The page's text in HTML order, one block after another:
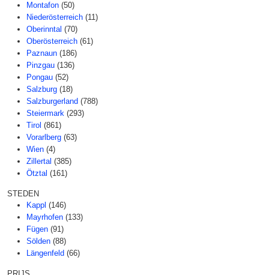
Montafon (50)
Niederösterreich (11)
Oberinntal (70)
Oberösterreich (61)
Paznaun (186)
Pinzgau (136)
Pongau (52)
Salzburg (18)
Salzburgerland (788)
Steiermark (293)
Tirol (861)
Vorarlberg (63)
Wien (4)
Zillertal (385)
Ötztal (161)
STEDEN
Kappl (146)
Mayrhofen (133)
Fügen (91)
Sölden (88)
Längenfeld (66)